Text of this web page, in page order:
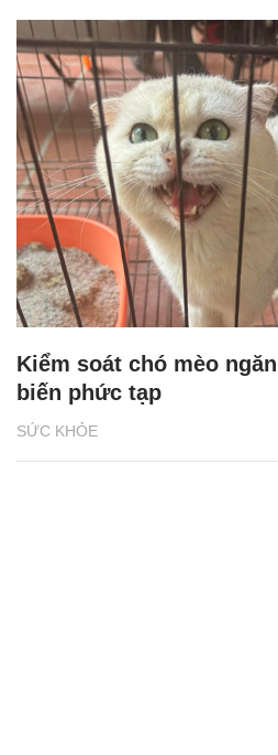
SỨC KHỎE
Kiểm soát chó mèo
biến phức tạp